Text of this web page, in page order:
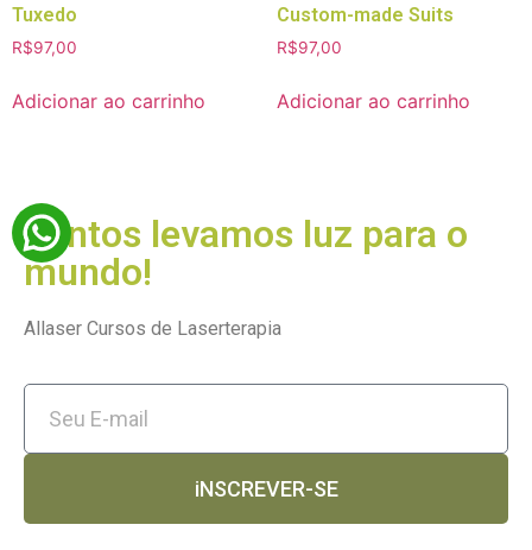
Tuxedo
R$97,00
Adicionar ao carrinho
Custom-made Suits
R$97,00
Adicionar ao carrinho
Juntos levamos luz para o
mundo!
Allaser Cursos de Laserterapia
iNSCREVER-SE